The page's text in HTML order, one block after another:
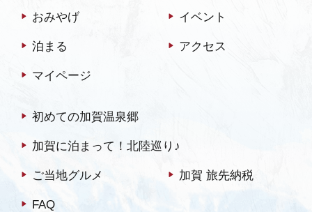
い。 …
おみやげ イベント
泊まる アクセス
マイページ
初めての加賀温泉郷
加賀に泊まって！北陸巡り♪
ご当地グルメ 加賀 旅先納税
FAQ